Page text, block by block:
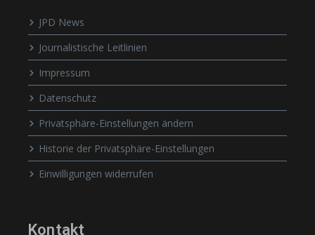
JPD News
Journalistische Leitlinien
Impressum
Datenschutz
Privatsphäre-Einstellungen ändern
Historie der Privatsphäre-Einstellungen
Einwilligungen widerrufen
Kontakt